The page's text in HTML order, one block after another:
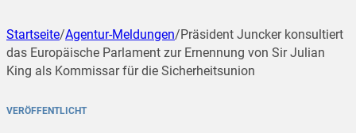
Startseite/Agentur-Meldungen/Präsident Juncker konsultiert
das Europäische Parlament zur Ernennung von Sir Julian
King als Kommissar für die Sicherheitsunion
VERÖFFENTLICHT